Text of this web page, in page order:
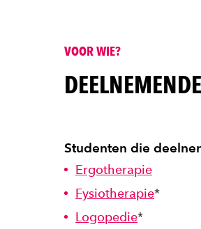
VOOR WIE?
Studenten die
Ergotherapie
Fysiotherapie*
Logopedie*